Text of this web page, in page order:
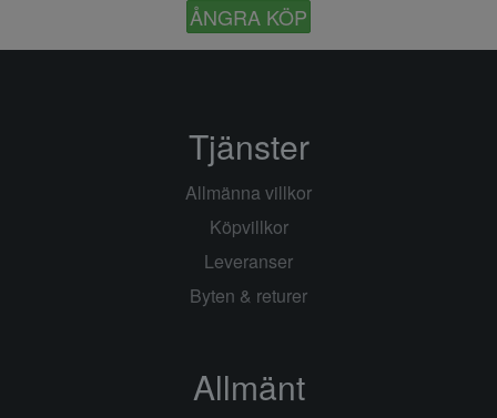
ÅNGRA KÖP
Tjänster
Allmänna villkor
Köpvillkor
Leveranser
Byten & returer
Allmänt